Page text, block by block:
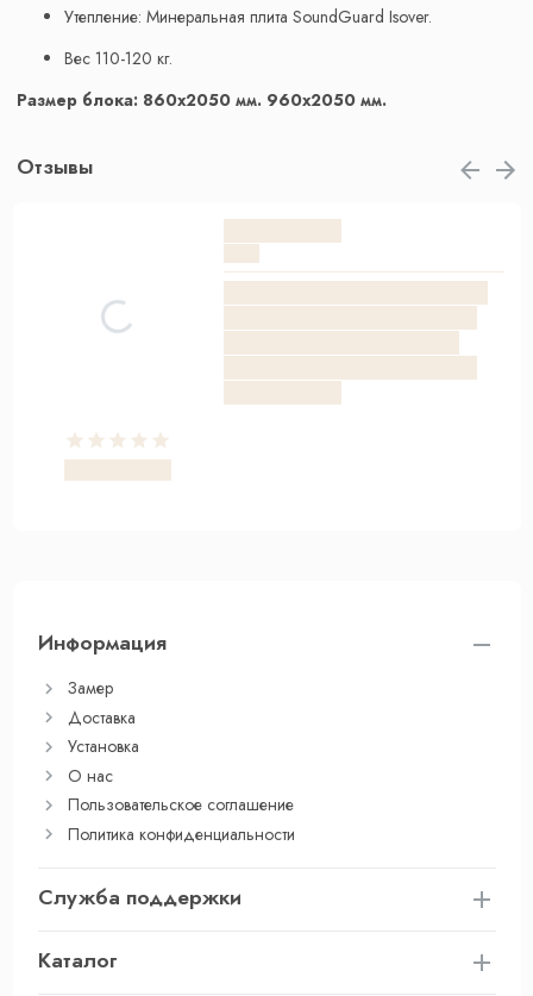
Утепление: Минеральная плита SoundGuard Isover.
Вес 110-120 кг.
Размер блока: 860х2050 мм. 960х2050 мм.
Отзывы
Информация
Замер
Доставка
Установка
О нас
Пользовательское соглашение
Политика конфиденциальности
Служба поддержки
Каталог